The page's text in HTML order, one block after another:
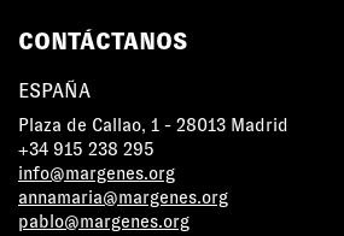
CONTÁCTANOS
ESPAÑA
Plaza de Callao, 1 - 28013 Madrid
+34 915 238 295
info@margenes.org
annamaria@margenes.org
pablo@margenes.org